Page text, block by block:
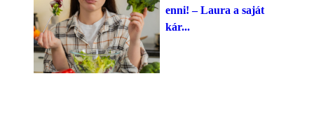
enni! – Laura a saját
kár...